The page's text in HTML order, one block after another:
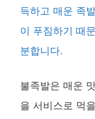
득하고 매운 족
이 푸짐하기 때
분합니다.
불족발은 매운
을 서비스로 먹